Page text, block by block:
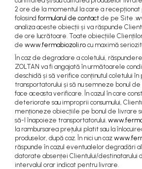
2 ore de la momentul la care a recepționat
folosind formularul de contact de pe Site
analiza aceste obiecții și va răspunde
de ore lucrătoare. Toate obiecțiile
de www.fermabiozoli.ro cu maximă
În caz de degradare a coletului,
ZOLTAN va fi angajată în următoarele
deschidă și să verifice conținutul coletului
transportatorului și să nu semneze bonul
face aceasta verificare. În cazul în care
deteriorate sau improprii consumului,
menționeze obiecțiile pe bonul de livrare
să-l înapoieze transportatorului.
la rambursarea prețului platit sau la
produselor, după caz. În nici un caz
răspunde în cazul eventualelor degradări
datorate absenței Clientului/destinatarului
intervalul orar indicat pentru livrare.